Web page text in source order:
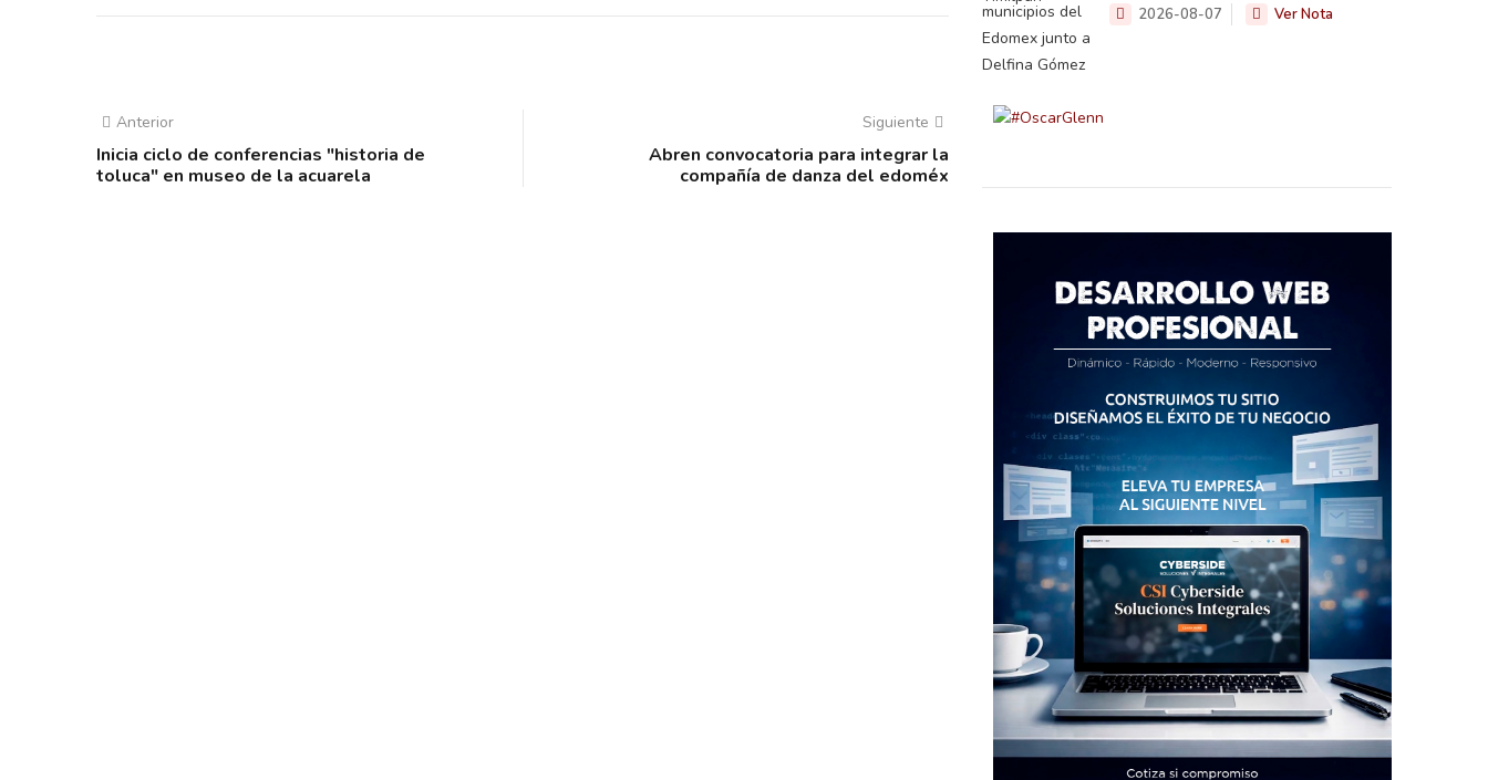
Anterior
Inicia ciclo de conferencias "historia de
toluca" en museo de la acuarela
Siguiente
Abren convocatoria para integrar la
compañía de danza del edoméx
2026-08-07 Ver Nota